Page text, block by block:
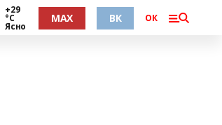
+29
°С
Ясно
MAX ВК ОК